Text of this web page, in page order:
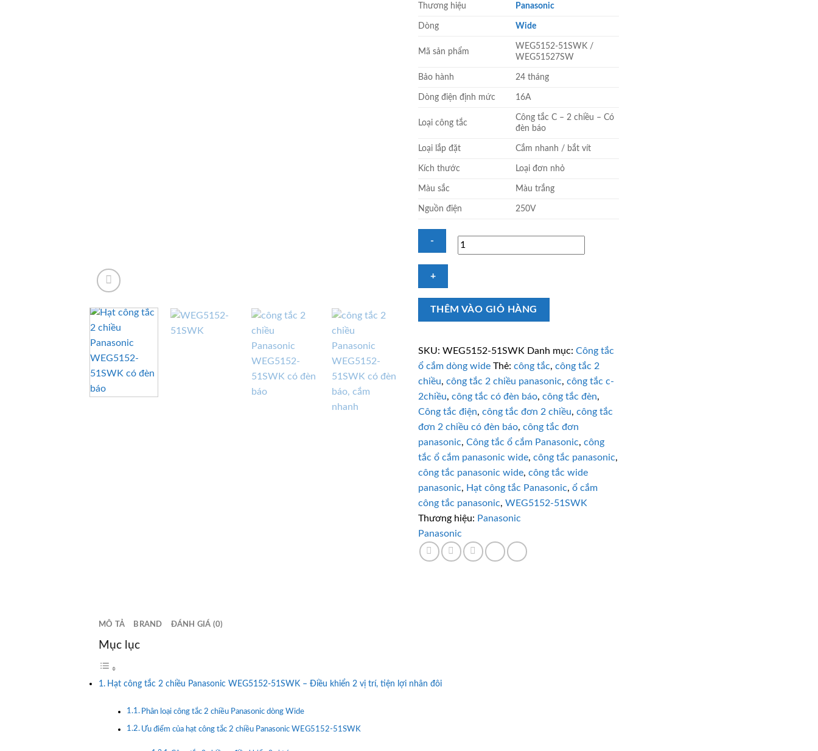
137.000 ₫.
tại
91.790 ₫.
Thương hiệu Panasonic
Dòng Wide
Mã sản phẩm
WEG5152-51SWK /
WEG51527SW
Bảo hành 24 tháng
Dòng điện định mức 16A
Loại công tắc
Công tắc C – 2 chiều – Có
đèn báo
Loại lắp đặt Cắm nhanh / bắt vít
Kích thước Loại đơn nhỏ
Màu sắc Màu trắng
Nguồn điện 250V
tắc
WEG5152-
51SWK
có
đèn
báo
số
lượng
THÊM VÀO GIỎ HÀNG
SKU: WEG5152-51SWK Danh mục: Công tắc
ổ cắm dòng wide Thẻ: công tắc, công tắc 2
chiều, công tắc 2 chiều panasonic, công tắc c-
2chiều, công tắc có đèn báo, công tắc đèn,
Công tắc điện, công tắc đơn 2 chiều, công tắc
đơn 2 chiều có đèn báo, công tắc đơn
panasonic, Công tắc ổ cắm Panasonic, công
tắc ổ cắm panasonic wide, công tắc panasonic,
công tắc panasonic wide, công tắc wide
panasonic, Hạt công tắc Panasonic, ổ cắm
công tắc panasonic, WEG5152-51SWK
Thương hiệu: Panasonic
Panasonic
MÔ TẢ BRAND ĐÁNH GIÁ (0)
Mục lục
Hạt công tắc 2 chiều Panasonic WEG5152-51SWK – Điều khiển 2 vị trí, tiện lợi nhân đôi
Phân loại công tắc 2 chiều Panasonic dòng Wide
Ưu điểm của hạt công tắc 2 chiều Panasonic WEG5152-51SWK